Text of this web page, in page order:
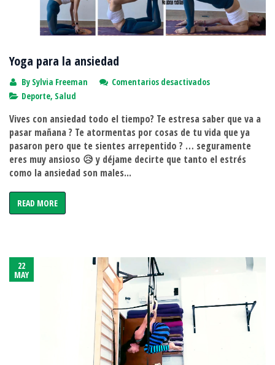
Yoga para la ansiedad
By Sylvia Freeman Comentarios desactivadosen
la
ansiedad
Deporte, Salud
Vives con ansiedad todo el tiempo? Te estresa saber que va a
pasar mañana ? Te atormentas por cosas de tu vida que ya
pasaron pero que te sientes arrepentido ? … seguramente
eres muy ansioso 😥 y déjame decirte que tanto el estrés
como la ansiedad son males...
READ MORE
22
MAY